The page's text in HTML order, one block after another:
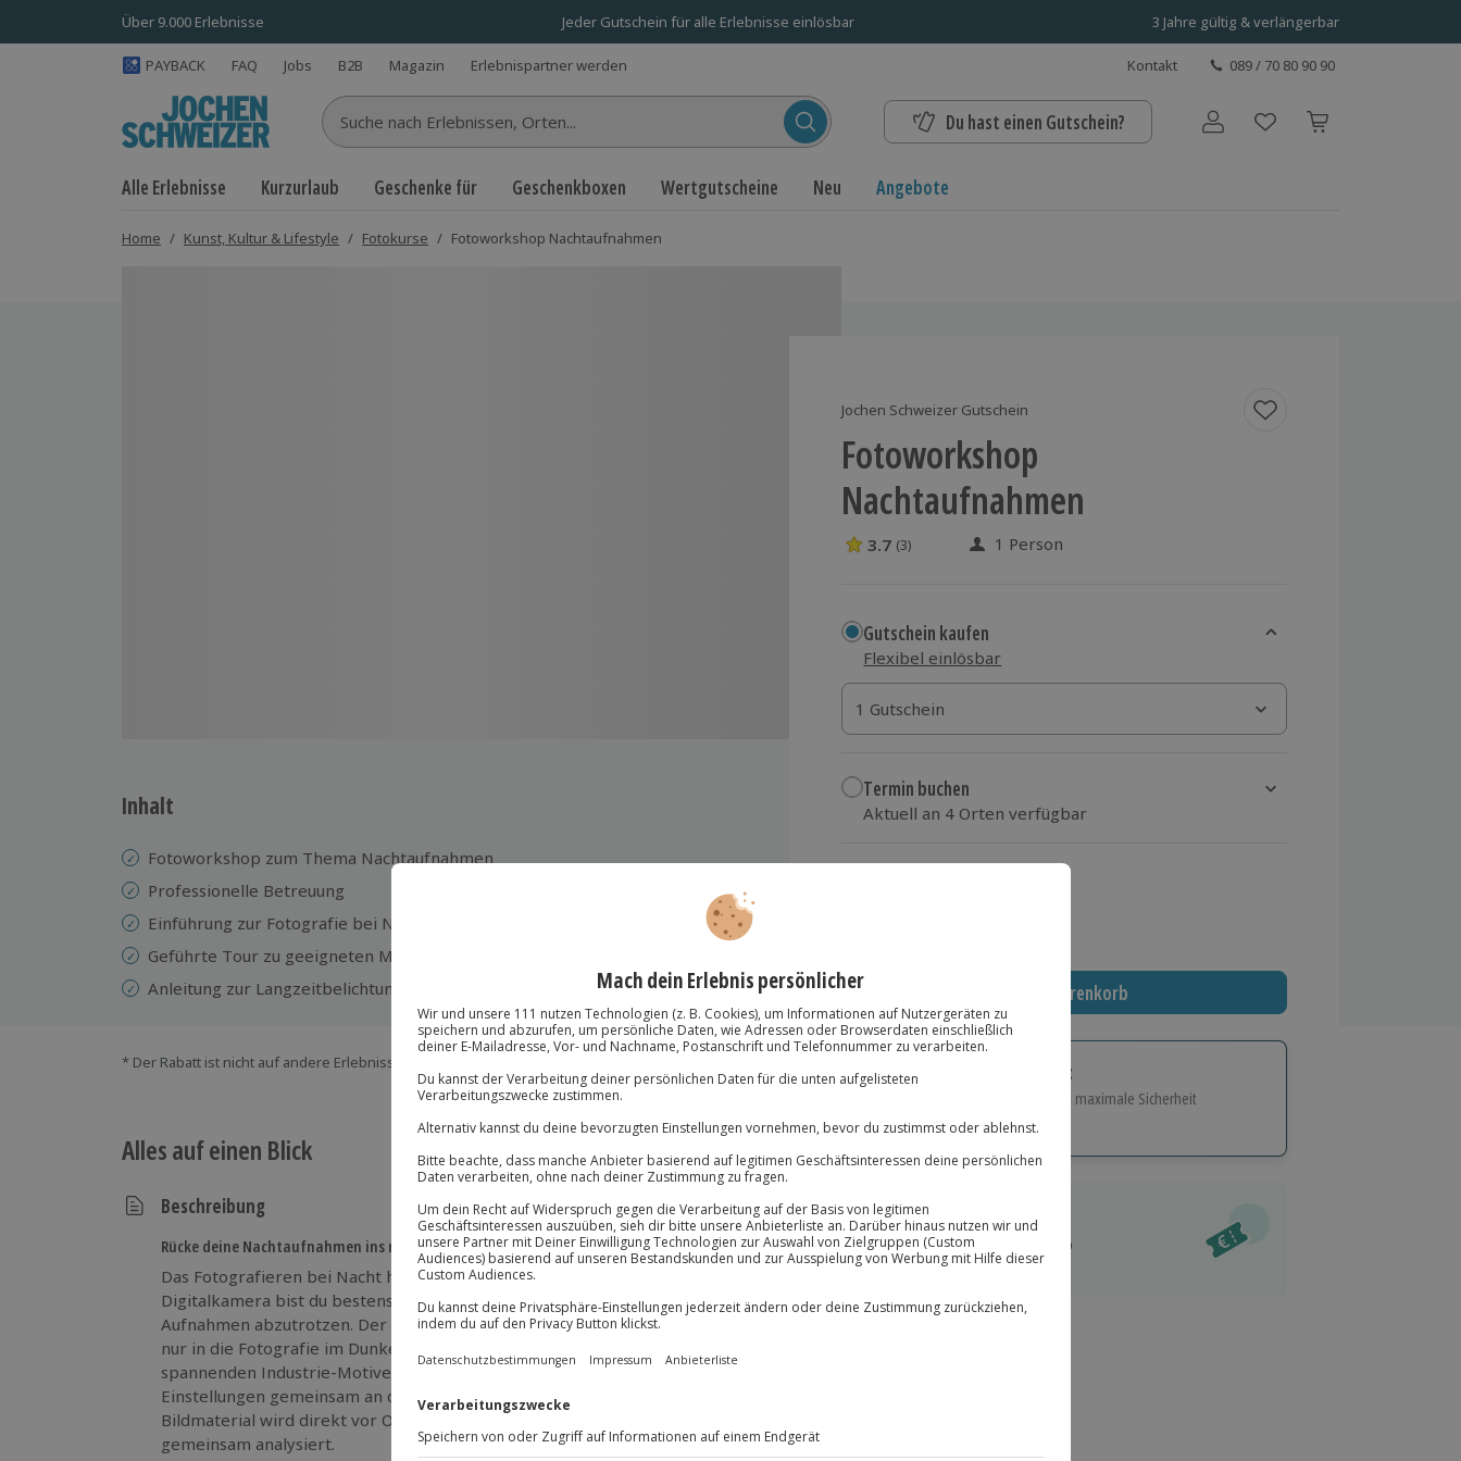
Über 9.000 Erlebnisse Jeder Gutschein für alle Erlebnisse einlösbar 3 Jahre gültig & verlängerbar
PAYBACK FAQ Jobs B2B Magazin Erlebnispartner werden Kontakt 089 / 70 80 90 90
Suche nach Erlebnissen... Du hast einen Gutschein? Benutzerkonto
Alle Erlebnisse Kurzurlaub Geschenke für Geschenkboxen Wertgutscheine Neu Angebote
Home / Kunst, Kultur & Lifestyle / Fotokurse / Fotoworkshop Nachtaufnahmen
Jochen Schweizer Gutschein
Fotoworkshop
Nachtaufnahmen
3.7 Sterne von 5 aus 3 Bewertungen
3.7 (3) 1 Person
Gutschein kaufen
Flexibel einlösbar
1 Gutschein
1 Gutschein
1 Gutschein
Termin buchen
Aktuell an 4 Orten verfügbar
In den Warenkorb
Immer das richtige Geschenk:
Große Auswahl, volle Flexibilität und maximale Sicherheit
Große Auswahl
Über 9.000 Erlebnisse.
Jeder Gutschein für alle Erlebnisse einlösbar.
Maximale Sicherheit
3 Jahre gültig & verlängerbar.
-15%* Club Deal verfügbar
Direktabzug im Warenkorb
Melde dich hier an
Inhalt
Fotoworkshop zum Thema Nachtaufnahmen
Professionelle Betreuung
Einführung zur Fotografie bei Nacht
Geführte Tour zu geeigneten Motiven
Anleitung zur Langzeitbelichtung
* Der Rabatt ist nicht auf andere Erlebnisse bei der Einlösung übertragbar.
Alles auf einen Blick
Beschreibung
Rücke deine Nachtaufnahmen ins rechte Licht!
Das Fotografieren bei Nacht hat eigene Gesetze. Doch mit einer
Digitalkamera bist du bestens ausgerüstet, um der Dunkelheit einzigartige
Aufnahmen abzutrotzen. Der Leiter deiner Foto Exkursion führt dich nicht
nur in die Fotografie im Dunkeln ein, sondern auch direkt zu den
spannenden Industrie-Motiven. Bei Bedarf werden die einzelnen
Einstellungen gemeinsam an deiner Kamera durchgegangen. Das
Bildmaterial wird direkt vor Ort gesichtet und die Resultate werden
gemeinsam analysiert.